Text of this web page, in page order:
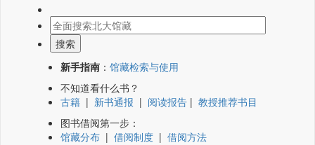
新手指南 ： 馆藏检索与使用
不知道看什么书？
古籍 | 新书通报 | 阅读报告 | 教授推荐书目
图书借阅第一步：
馆藏分布 | 借阅制度 | 借阅方法